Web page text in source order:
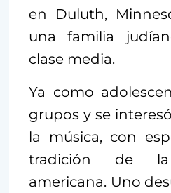
en Duluth,
una familia
clase media.
Ya como
grupos y se
la música, con
tradición de la
americana. Uno